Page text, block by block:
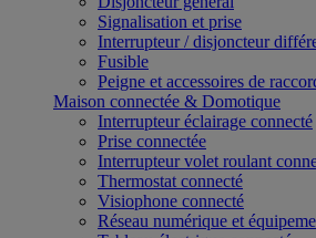
Signalisation et prise
Interrupteur / disjoncteur
Fusible
Peigne et accessoires de
Maison connectée & Domotique
Interrupteur éclairage connecté
Prise connectée
Interrupteur volet roulant
Thermostat connecté
Visiophone connecté
Réseau numérique et